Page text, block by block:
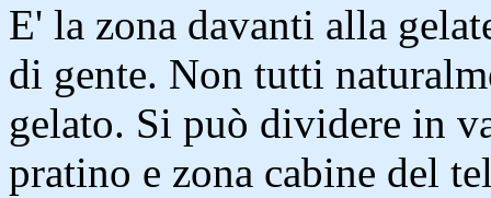
E' la zona davanti alla
di gente. Non tutti
gelato. Si può dividere in
pratino e zona cabine del